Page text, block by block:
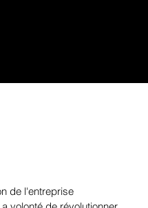
de l'entreprise